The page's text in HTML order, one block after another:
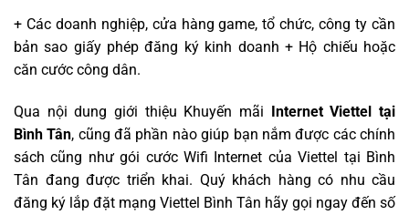
+ Các doanh nghiệp, cửa hàng game, tổ chức, công ty cần
bản sao giấy phép đăng ký kinh doanh + Hộ chiếu hoặc
căn cước công dân.
Qua nội dung giới thiệu Khuyến mãi Internet Viettel tại
Bình Tân, cũng đã phần nào giúp bạn nắm được các chính
sách cũng như gói cước Wifi Internet của Viettel tại Bình
Tân đang được triển khai. Quý khách hàng có nhu cầu
đăng ký lắp đặt mạng Viettel Bình Tân hãy gọi ngay đến số